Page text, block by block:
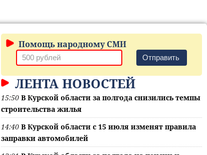
Помощь народному СМИ
Отправить
ЛЕНТА НОВОСТЕЙ
15:50 В Курской области за полгода снизились темпы
строительства жилья
14:40 В Курской области с 15 июля изменят правила
заправки автомобилей